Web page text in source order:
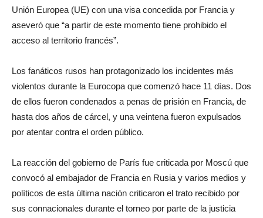
Unión Europea (UE) con una visa concedida por Francia y
aseveró que “a partir de este momento tiene prohibido el
acceso al territorio francés”.
Los fanáticos rusos han protagonizado los incidentes más
violentos durante la Eurocopa que comenzó hace 11 días. Dos
de ellos fueron condenados a penas de prisión en Francia, de
hasta dos años de cárcel, y una veintena fueron expulsados
por atentar contra el orden público.
La reacción del gobierno de París fue criticada por Moscú que
convocó al embajador de Francia en Rusia y varios medios y
políticos de esta última nación criticaron el trato recibido por
sus connacionales durante el torneo por parte de la justicia